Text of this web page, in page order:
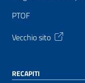
PTOF
Vecchio sito
RECAPITI